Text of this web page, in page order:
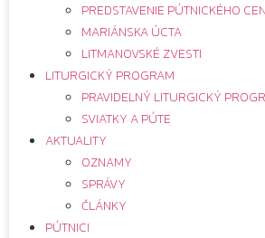
PREDSTAVENIE PÚTNICKÉHO
MARIÁNSKA ÚCTA
LITMANOVSKÉ ZVESTI
LITURGICKÝ PROGRAM
PRAVIDELNÝ LITURGICKÝ
SVIATKY A PÚTE
AKTUALITY
OZNAMY
SPRÁVY
ČLÁNKY
PÚTNICI